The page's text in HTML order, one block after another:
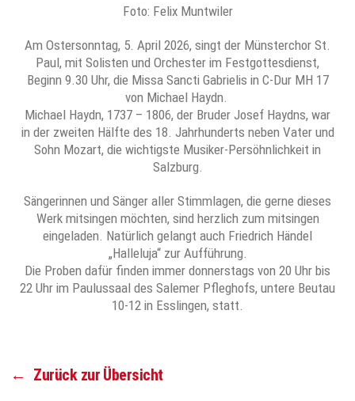
Foto: Felix Muntwiler
Am Ostersonntag, 5. April 2026, singt der Münsterchor St.
Paul, mit Solisten und Orchester im Festgottesdienst,
Beginn 9.30 Uhr, die Missa Sancti Gabrielis in C-Dur MH 17
von Michael Haydn.
Michael Haydn, 1737 – 1806, der Bruder Josef Haydns, war
in der zweiten Hälfte des 18. Jahrhunderts neben Vater und
Sohn Mozart, die wichtigste Musiker-Persöhnlichkeit in
Salzburg.
Sängerinnen und Sänger aller Stimmlagen, die gerne dieses
Werk mitsingen möchten, sind herzlich zum mitsingen
eingeladen. Natürlich gelangt auch Friedrich Händel
„Halleluja“ zur Aufführung.
Die Proben dafür finden immer donnerstags von 20 Uhr bis
22 Uhr im Paulussaal des Salemer Pfleghofs, untere Beutau
10-12 in Esslingen, statt.
← Zurück zur Übersicht